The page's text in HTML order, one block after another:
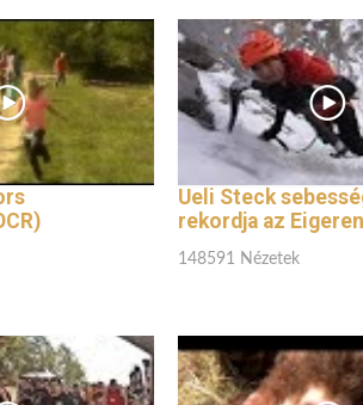
Ueli Steck
rekordja az
148591 Nézetek